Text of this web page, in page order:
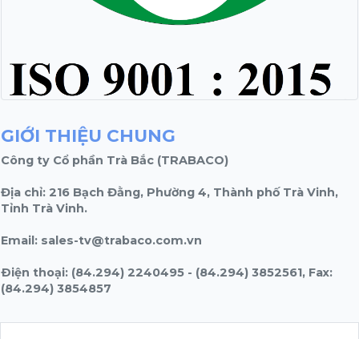
GIỚI THIỆU CHUNG
Công ty Cổ phần Trà Bắc (TRABACO)
Địa chỉ: 216 Bạch Đằng, Phường 4, Thành phố Trà Vinh,
Tỉnh Trà Vinh.
Email: sales-tv@trabaco.com.vn
Ðiện thoại: (84.294) 2240495 - (84.294) 3852561, Fax:
(84.294) 3854857